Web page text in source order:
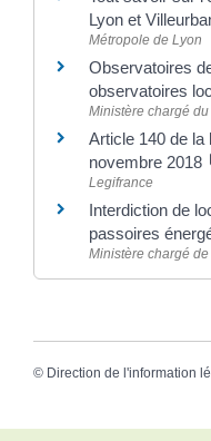
Lyon et
Métropole de Lyon
Observatoires
observatoires
Ministère chargé
Article 140 de la
novembre 2018
Legifrance
Interdiction de
passoires
Ministère chargé
© Direction de l'information